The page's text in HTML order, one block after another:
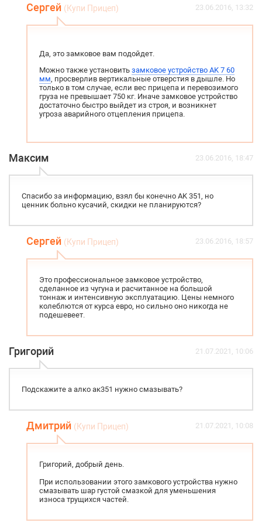
Сергей (Купи Прицеп) 23.06.2016, 13:32
Да, это замковое вам подойдет.
Можно также установить замковое устройство AK 7 60
мм, просверлив вертикальные отверстия в дышле. Но
только в том случае, если вес прицепа и перевозимого
груза не превышает 750 кг. Иначе замковое устройство
достаточно быстро выйдет из строя, и возникнет
угроза аварийного отцепления прицепа.
Максим 23.06.2016, 18:47
Спасибо за информацию, взял бы конечно AK 351, но
ценник больно кусачий, скидки не планируются?
Сергей (Купи Прицеп) 23.06.2016, 18:57
Это профессиональное замковое устройство,
сделанное из чугуна и расчитанное на большой
тоннаж и интенсивную эксплуатацию. Цены немного
колеблются от курса евро, но сильно оно никогда не
подешевеет.
Григорий 21.07.2021, 10:06
Подскажите а алко ак351 нужно смазывать?
Дмитрий (Купи Прицеп) 21.07.2021, 10:08
Григорий, добрый день.
При использовании этого замкового устройства нужно
смазывать шар густой смазкой для уменьшения
износа трущихся частей.